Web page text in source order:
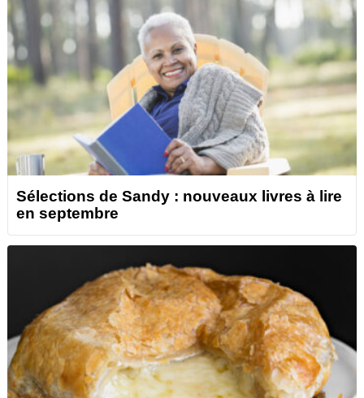
Sélections de Sandy : nouveaux livres à lire
en septembre